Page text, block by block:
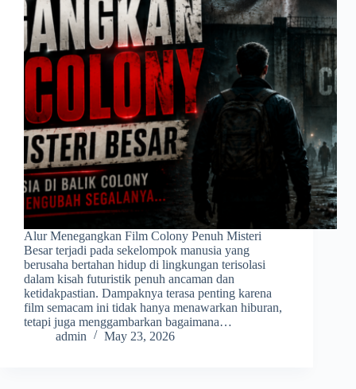
Alur Menegangkan Film Colony Penuh Misteri
Besar terjadi pada sekelompok manusia yang
berusaha bertahan hidup di lingkungan terisolasi
dalam kisah futuristik penuh ancaman dan
ketidakpastian. Dampaknya terasa penting karena
film semacam ini tidak hanya menawarkan hiburan,
tetapi juga menggambarkan bagaimana…
admin
May 23, 2026